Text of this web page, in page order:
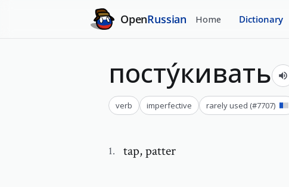
OpenRussian Home Dictionary
посту́кивать
verb imperfective rarely used (#7707)
1. tap,patter